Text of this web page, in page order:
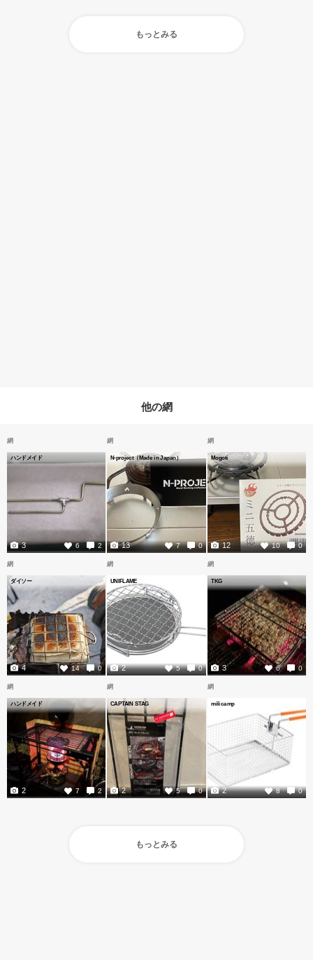
もっとみる
他の網
網
ハンドメイド
6 2
3
網
N-project（Made in Japan）
7 0
13
網
Mogoti
10 0
12
網
ダイソー
14 0
4
網
UNIFLAME
5 0
2
網
TKG
6 0
3
網
ハンドメイド
7 2
2
網
CAPTAIN STAG
5 0
2
網
milicamp
8 0
2
もっとみる